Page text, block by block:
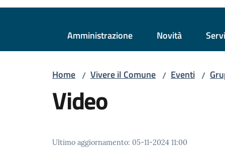
Amministrazione Novità
Home / Vivere il Comune / Eventi /
Video
Ultimo aggiornamento: 05-11-2024 11:00